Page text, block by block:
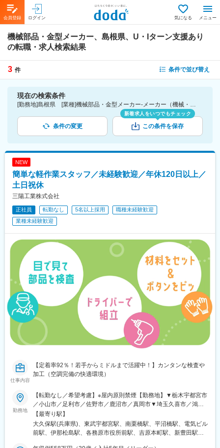
会員登録 ログイン 気になる メニュー
機械部品・金型メーカー、島根県、U・Iターン支援あり
の転職・求人検索結果
3 件 条件で並び替え
現在の検索条件
[勤務地]島根県 [業種]機械部品・金型メーカー-メーカー（機械・電気）業界 [詳細条件](待遇・福利厚生)U・Iターン支援あり
条件の変更
新着求人をいつでもチェック
この条件を保存
NEW
簡単な軽作業スタッフ／未経験歓迎／年休120日以上／
土日祝休
三陽工業株式会社
正社員 転勤なし 5名以上採用
職種未経験歓迎
業種未経験歓迎
仕事内容
【定着率92％！若手からミドルまで活躍中！】カンタンな検査や
加工（空調完備の快適環境）
勤務地
【転勤なし／希望考慮】※屋内原則禁煙【勤務地】▼栃木宇都宮市
／小山市／足利市／佐野市／鹿沼市／真岡市▼埼玉久喜市／鴻巣
市▼神奈川横浜市／鎌倉市／逗子市▼岐阜各務原市／可児市▼長
野伊那市／上伊那郡／松本市／塩尻市▼富山富山市／射水市▼静
岡御殿場市／富士市／沼津市▼愛知名古屋市／豊田市／高浜市／
【最寄り駅】
大久保駅(兵庫県)、東武宇都宮駅、南栗橋駅、平沼橋駅、電気ビル
前駅、伊那松島駅、各務原市役所前駅、吉原本町駅、新豊田駅、